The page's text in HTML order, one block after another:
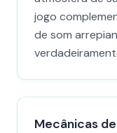
jogo
de som
Mecânicas